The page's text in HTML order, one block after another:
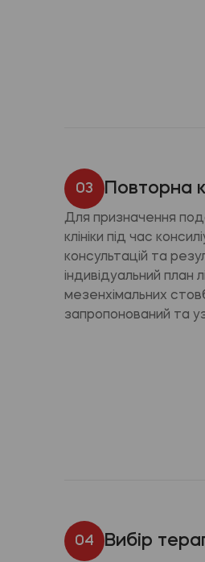
03 Повторна
Для призначення
клініки під час
консультацій та
індивідуальний план
мезенхімальних
запропонований та
04 Вибір